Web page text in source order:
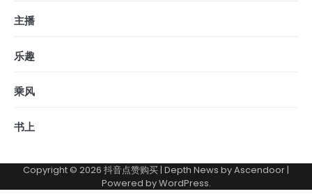
主播
乐趣
乘风
书上
Copyright © 2026 抖音点赞购买| Depth News byAscendoor|
Powered byWordPress.